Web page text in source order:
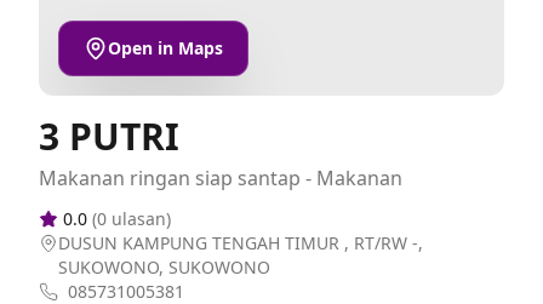
Open in Maps
3 PUTRI
Makanan ringan siap santap - Makanan
0.0 (0 ulasan)
DUSUN KAMPUNG TENGAH TIMUR , RT/RW -,
SUKOWONO, SUKOWONO
085731005381